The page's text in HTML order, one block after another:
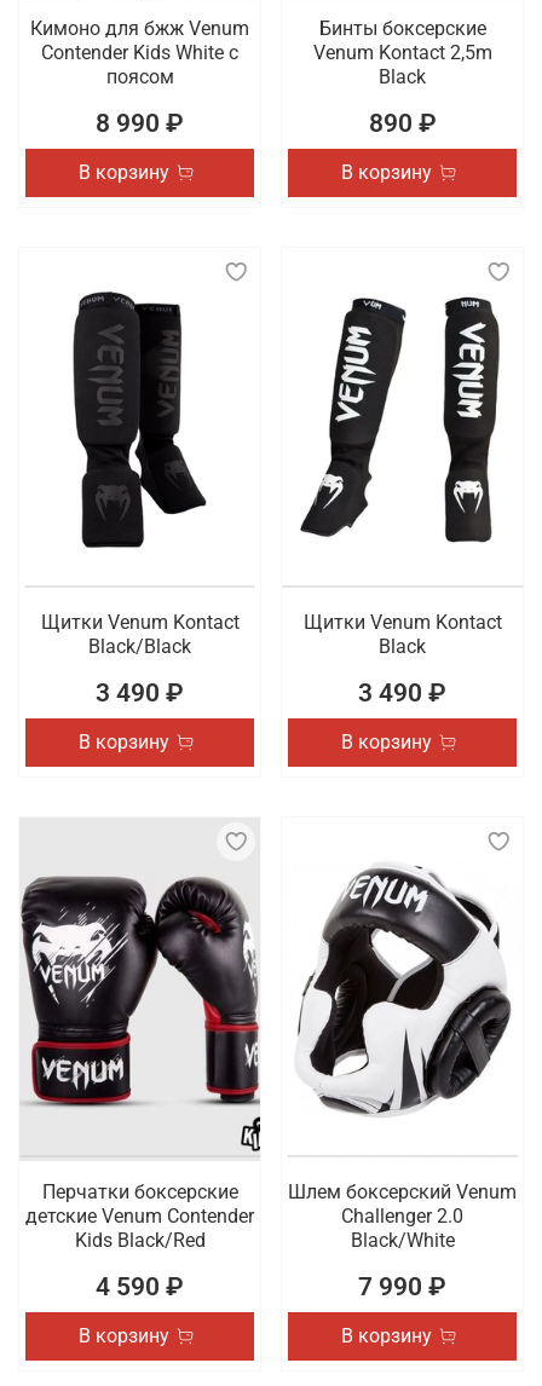
Кимоно для бжж Venum
Contender Kids White с
поясом
8 990 ₽
В корзину
Бинты боксерские
Venum Kontact 2,5m
Black
890 ₽
В корзину
Щитки Venum Kontact
Black/Black
3 490 ₽
В корзину
Щитки Venum Kontact
Black
3 490 ₽
В корзину
Перчатки боксерские
детские Venum Contender
Kids Black/Red
4 590 ₽
В корзину
Шлем боксерский Venum
Challenger 2.0
Black/White
7 990 ₽
В корзину